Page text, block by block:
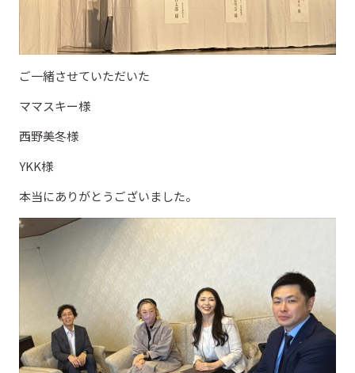
ご一緒させていただいた
ママスキー様
西野美冬様
YKK様
本当にありがとうございました。